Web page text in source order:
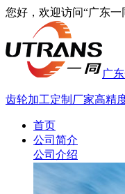
您好，欢迎访问“广东
广
齿轮加工定制厂家高精
首页
公司简介
公司介绍